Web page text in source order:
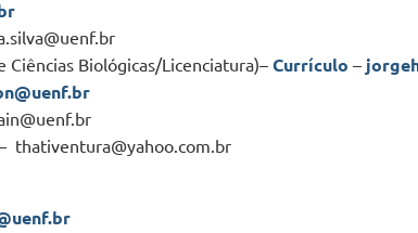
Ciências Biológicas/Licenciatura)– Currículo –
thativentura@yahoo.com.br